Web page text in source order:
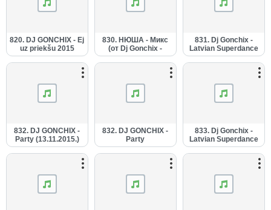
820. DJ GONCHIX - Ej
uz priekšu 2015
(17.08.2015.).mp3
830. НЮША - Микс
(от Dj Gonchix -
28.10.2015.).mp3
831. Dj Gonchix -
Latvian Superdance
13 (2015).mp3
832. DJ GONCHIX -
Party (13.11.2015.)
(1).mp3
832. DJ GONCHIX -
Party
(13.11.2015.).mp3
833. Dj Gonchix -
Latvian Superdance
13 (Slow, Pop edit)
(2015).mp3